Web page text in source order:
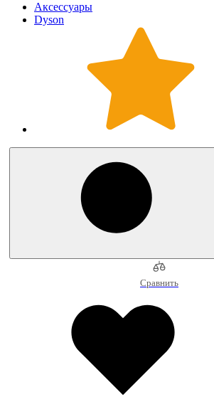
Аксессуары
Dyson
Сравнить